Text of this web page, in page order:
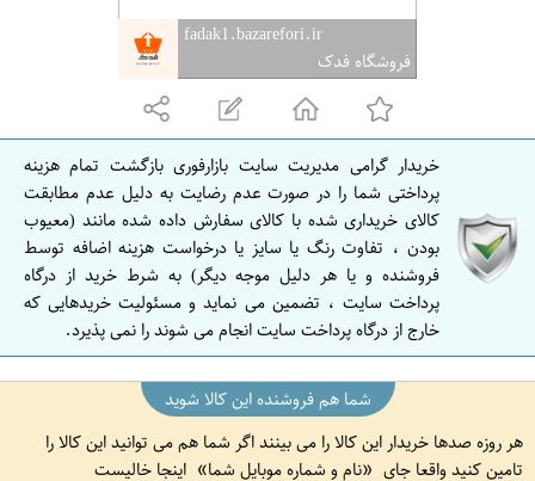
ص
ه
ن
ص
ف
ه
ا
ن
fadak1.bazarefori.ir
فروشگاه فدک
خریدار گرامی مدیریت سایت بازارفوری بازگشت تمام هزینه
پرداختی شما را در صورت عدم رضایت به دلیل عدم مطابقت
کالای خریداری شده با کالای سفارش داده شده مانند (معیوب
بودن ، تفاوت رنگ یا سایز یا درخواست هزینه اضافه توسط
فروشنده و یا هر دلیل موجه دیگر) به شرط خرید از درگاه
پرداخت سایت ، تضمین می نماید و مسئولیت خریدهایی که
خارج از درگاه پرداخت سایت انجام می شوند را نمی پذیرد.
شما هم فروشنده این کالا شوید
هر روزه صدها خریدار این کالا را می بینند اگر شما هم می توانید این کالا را
تامین کنید واقعا جای
نام و شماره موبایل شما اینجا خالیست